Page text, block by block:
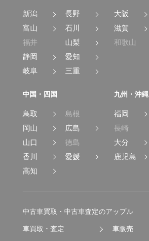
新潟
長野
富山
石川
福井
山梨
静岡
愛知
岐阜
三重
大阪
滋賀
和歌山
中国・四国
鳥取
島根
岡山
広島
山口
徳島
香川
愛媛
高知
九州・沖縄
福岡
長崎
大分
鹿児島
中古車買取・中古車査定のアップル
車買取・査定 車販売